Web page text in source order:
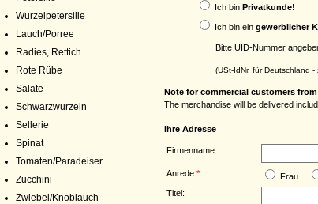
Wurzelpetersilie
Lauch/Porree
Radies, Rettich
Rote Rübe
Salate
Schwarzwurzeln
Sellerie
Spinat
Tomaten/Paradeiser
Zucchini
Zwiebel/Knoblauch
Ich bin Privatkunde!
Ich bin ein gewerblicher
Bitte UID-Nummer
(USt-IdNr. für Deutschland
Note for commercial customers from
The merchandise will be delivered
Ihre Adresse
Firmenname:
Anrede * Frau
Titel: